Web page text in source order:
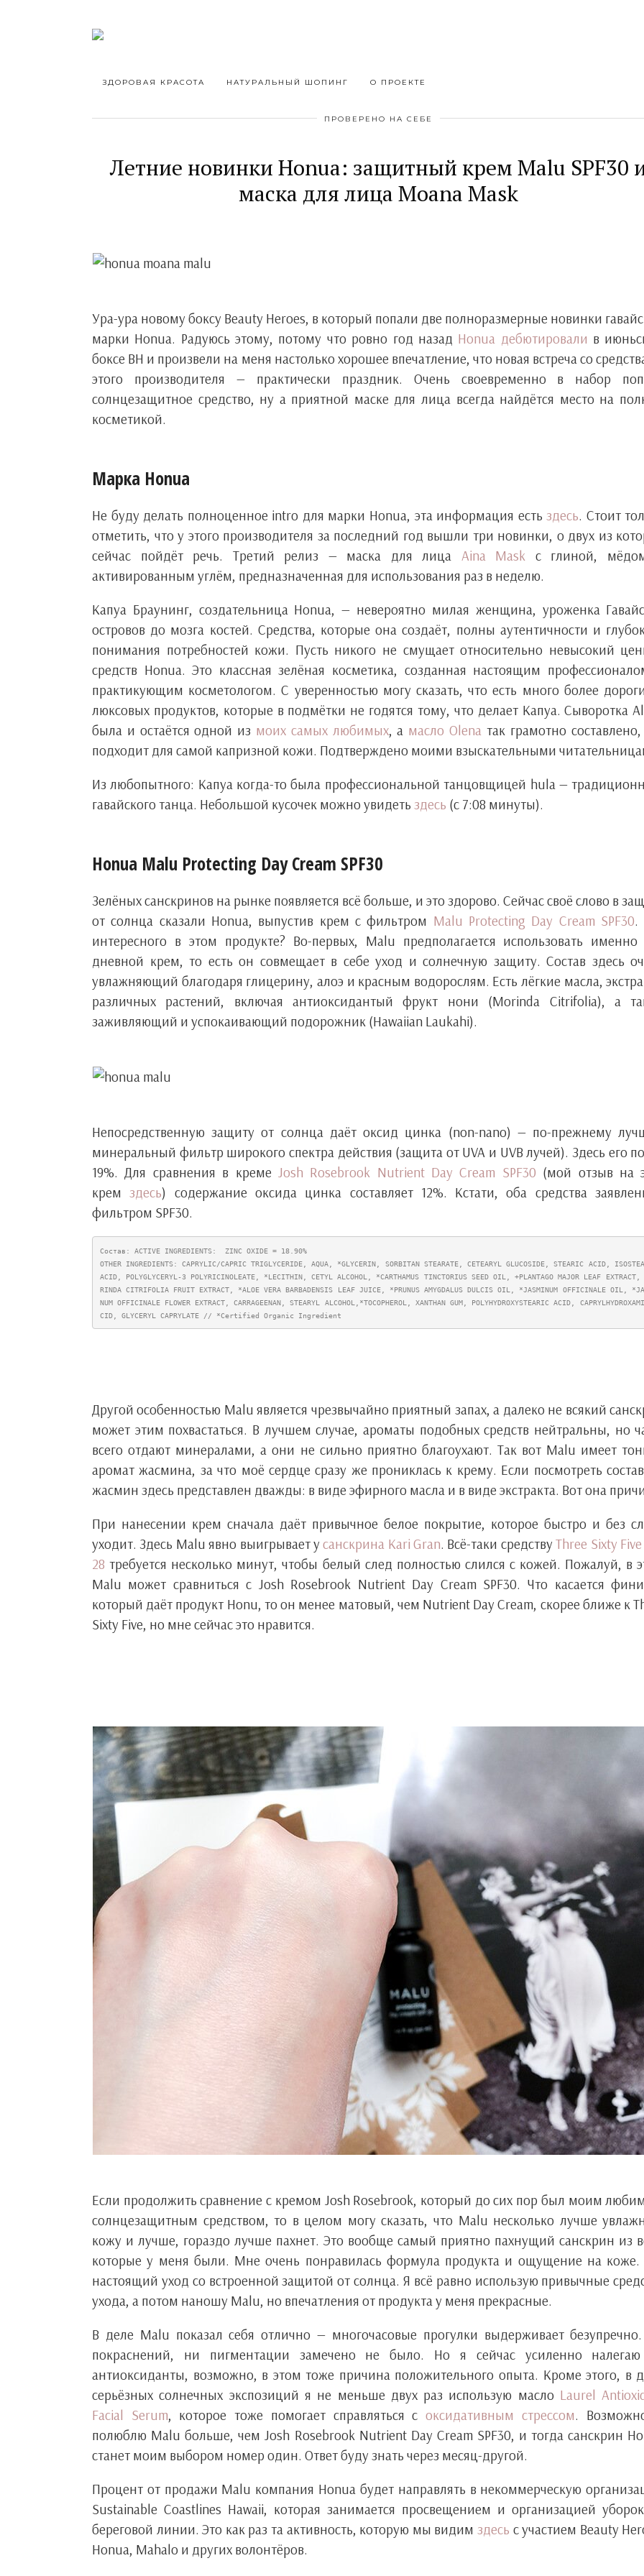
ЗДОРОВАЯ КРАСОТА НАТУРАЛЬНЫЙ ШОПИНГ О ПРОЕКТЕ
ПРОВЕРЕНО НА СЕБЕ
Летние новинки Honua: защитный крем Malu SPF30
маска для лица Moana Mask
Ура-ура новому боксу Beauty Heroes, в который попали две полноразмерные новинки
марки Honua. Радуюсь этому, потому что ровно год назад Honua дебютировали в
боксе BH и произвели на меня настолько хорошее впечатление, что новая встреча со
этого производителя — практически праздник. Очень своевременно в набор
солнцезащитное средство, ну а приятной маске для лица всегда найдётся место на
косметикой.
Марка Honua
Не буду делать полноценное intro для марки Honua, эта информация естьздесь. Стоит
отметить, что у этого производителя за последний год вышли три новинки, о двух из
сейчас пойдёт речь. Третий релиз — маска для лица Aina Mask с глиной,
активированным углём, предназначенная для использования раз в неделю.
Капуа Браунинг, создательница Honua, — невероятно милая женщина, уроженка
островов до мозга костей. Средства, которые она создаёт, полны аутентичности и
понимания потребностей кожи. Пусть никого не смущает относительно невысокий
средств Honua. Это классная зелёная косметика, созданная настоящим
практикующим косметологом. С уверенностью могу сказать, что есть много более
люксовых продуктов, которые в подмётки не годятся тому, что делает Капуа. Сыворотка
была и остаётся одной из моих самых любимых, а масло Olena так грамотно составлено,
подходит для самой капризной кожи. Подтверждено моими взыскательными
Из любопытного: Капуа когда-то была профессиональной танцовщицей hula —
гавайского танца. Небольшой кусочек можно увидеть здесь (с 7:08 минуты).
Honua Malu Protecting Day Cream SPF30
Зелёных санскринов на рынке появляется всё больше, и это здорово. Сейчас своё слово в
от солнца сказали Honua, выпустив крем с фильтром Malu Protecting Day Cream SPF30.
интересного в этом продукте? Во-первых, Malu предполагается использовать именно
дневной крем, то есть он совмещает в себе уход и солнечную защиту. Состав здесь
увлажняющий благодаря глицерину, алоэ и красным водорослям. Есть лёгкие масла,
различных растений, включая антиоксидантый фрукт нони (Morinda Citrifolia), а
заживляющий и успокаивающий подорожник (Hawaiian Laukahi).
Непосредственную защиту от солнца даёт оксид цинка (non-nano) — по-прежнему
минеральный фильтр широкого спектра действия (защита от UVA и UVB лучей). Здесь его
19%. Для сравнения в креме Josh Rosebrook Nutrient Day Cream SPF30 (мой отзыв на
кремздесь) содержание оксида цинка составляет 12%. Кстати, оба средства
фильтром SPF30.
Состав: ACTIVE INGREDIENTS:  ZINC OXIDE = 18.90%
OTHER INGREDIENTS: CAPRYLIC/CAPRIC TRIGLYCERIDE, AQUA, *GLYCERIN, SORBITAN STEARATE, CETEARYL GLUCOSIDE, STEARIC ACID,
ACID, POLYGLYCERYL-3 POLYRICINOLEATE, *LECITHIN, CETYL ALCOHOL, *CARTHAMUS TINCTORIUS SEED OIL, +PLANTAGO MAJOR LEAF EXTRACT,
RINDA CITRIFOLIA FRUIT EXTRACT, *ALOE VERA BARBADENSIS LEAF JUICE, *PRUNUS AMYGDALUS DULCIS OIL, *JASMINUM OFFICINALE OIL,
NUM OFFICINALE FLOWER EXTRACT, CARRAGEENAN, STEARYL ALCOHOL,*TOCOPHEROL, XANTHAN GUM, POLYHYDROXYSTEARIC ACID,
CID, GLYCERYL CAPRYLATE // *Certified Organic Ingredient
Другой особенностью Malu является чрезвычайно приятный запах, а далеко не всякий
может этим похвастаться. В лучшем случае, ароматы подобных средств нейтральны, но
всего отдают минералами, а они не сильно приятно благоухают. Так вот Malu имеет
аромат жасмина, за что моё сердце сразу же прониклась к крему. Если посмотреть
жасмин здесь представлен дважды: в виде эфирного масла и в виде экстракта. Вот она
При нанесении крем сначала даёт привычное белое покрытие, которое быстро и без
уходит. Здесь Malu явно выигрывает усанскрина Kari Gran. Всё-таки средствуThree Sixty Five
28 требуется несколько минут, чтобы белый след полностью слился с кожей. Пожалуй, в
Malu может сравниться с Josh Rosebrook Nutrient Day Cream SPF30. Что касается
который даёт продукт Honu, то он менее матовый, чем Nutrient Day Cream, скорее ближе к
Sixty Five, но мне сейчас это нравится.
Если продолжить сравнение с кремом Josh Rosebrook, который до сих пор был моим
солнцезащитным средством, то в целом могу сказать, что Malu несколько лучше
кожу и лучше, гораздо лучше пахнет. Это вообще самый приятно пахнущий санскрин из
которые у меня были. Мне очень понравилась формула продукта и ощущение на коже.
настоящий уход со встроенной защитой от солнца. Я всё равно использую привычные
ухода, а потом наношу Malu, но впечатления от продукта у меня прекрасные.
В деле Malu показал себя отлично — многочасовые прогулки выдерживает
покраснений, ни пигментации замечено не было. Но я сейчас усиленно
антиоксиданты, возможно, в этом тоже причина положительного опыта. Кроме этого, в
серьёзных солнечных экспозиций я не меньше двух раз использую масло Laurel
Facial Serum, которое тоже помогает справляться соксидативным стрессом.
полюблю Malu больше, чем Josh Rosebrook Nutrient Day Cream SPF30, и тогда санскрин
станет моим выбором номер один. Ответ буду знать через месяц-другой.
Процент от продажи Malu компания Honua будет направлять в некоммерческую
Sustainable Coastlines Hawaii, которая занимается просвещением и организацией
береговой линии. Это как раз та активность, которую мы видим здесь с участием Beauty
Honua, Mahalo и других волонтёров.